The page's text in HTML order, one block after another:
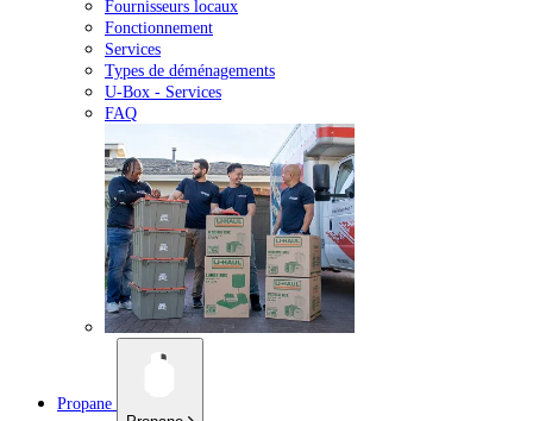
Fournisseurs locaux
Fonctionnement
Services
Types de déménagements
U-Box - Services
FAQ
Propane